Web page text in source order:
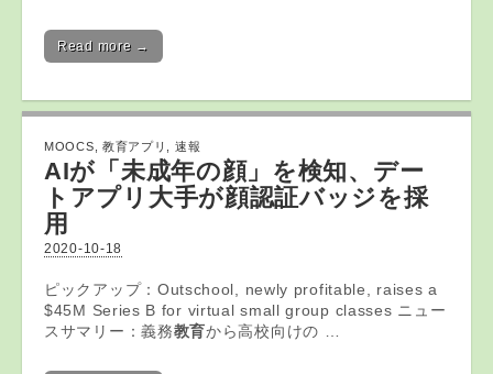
Read more →
MOOCS 教育アプリ 速報
AIが「未成年の顔」を検知、デー
ト アプリ 大手が顔認証バッジを採
用
2020-10-18
ピックアップ：Outschool, newly profitable, raises a
$45M Series B for virtual small group classes ニュー
スサマリー：義務教育から高校向けの …